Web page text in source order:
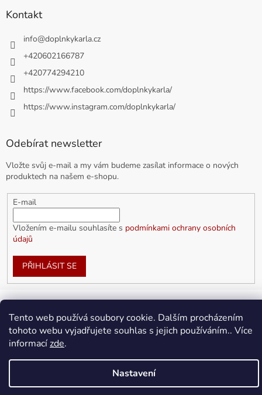
Tento web používá soubory cookie. Dalším procházením
tohoto webu vyjadřujete souhlas s jejich používáním.. Více
informacízde.
Nastavení
Kontakt
info@doplnkykarla.cz
+420602166787
+420774294210
https://www.facebook.com/doplnkykarla/
https://www.instagram.com/doplnkykarla/
Odebírat newsletter
Vložte svůj e-mail a my vám budeme zasílat informace o nových
produktech na našem e-shopu.
E-mail
Vložením e-mailu souhlasíte s podmínkami ochrany osobních
údajů
PŘIHLÁSIT SE
Vytvořil Shoptet